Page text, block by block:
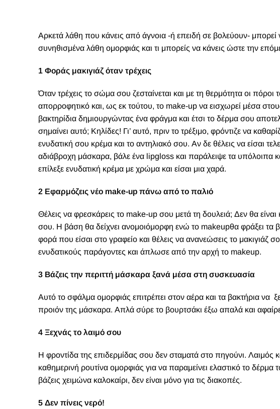
Αρκετά λάθη που κάνεις από άγνοια -ή επειδή σε βολεύουν-
συνηθισμένα λάθη ομορφιάς και τι μπορείς να κάνεις ώστε την
1 Φοράς μακιγιάζ όταν τρέχεις
Όταν τρέχεις το σώμα σου ζεσταίνεται και με τη θερμότητα οι
απορροφητικό και, ως εκ τούτου, το make-up να εισχωρεί μέσα
βακτηρίδια δημιουργώντας ένα φράγμα και έτσι το δέρμα σου
σημαίνει αυτό; Κηλίδες! Γι’ αυτό, πριν το τρέξιμο, φρόντιζε να
ενυδατική σου κρέμα και το αντηλιακό σου. Αν δε θέλεις να είσαι
αδιάβροχη μάσκαρα, βάλε ένα lipgloss και παράλειψε τα υπόλοιπα
επίλεξε ενυδατική κρέμα με χρώμα και είσαι μια χαρά.
2 Εφαρμόζεις νέο make-up πάνω από το παλιό
Θέλεις να φρεσκάρεις το make-up σου μετά τη δουλειά; Δεν θα
σου. Η βάση θα δείχνει ανομοιόμορφη ενώ το makeupθα φράξει τα
φορά που είσαι στο γραφείο και θέλεις να ανανεώσεις το μακιγιάζ
ενυδατικούς παράγοντες και άπλωσε από την αρχή το makeup.
3 Βάζεις την περιττή μάσκαρα ξανά μέσα στη συσκευασία
Αυτό το σφάλμα ομορφιάς επιτρέπει στον αέρα και τα βακτήρια να
προιόν της μάσκαρα. Απλά σύρε το βουρτσάκι έξω απαλά και
4 Ξεχνάς το λαιμό σου
Η φροντίδα της επιδερμίδας σου δεν σταματά στο πηγούνι. Λαιμός
καθημερινή ρουτίνα ομορφιάς για να παραμείνει ελαστικό το δέρμα
βάζεις χειμώνα καλοκαίρι, δεν είναι μόνο για τις διακοπές.
5 Δεν πίνεις νερό!